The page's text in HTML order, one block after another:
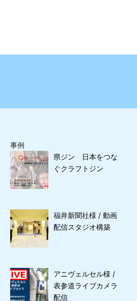
事例
県ジン 日本をつな
ぐクラフトジン
福井新聞社様 / 動画
配信スタジオ構築
アニヴェルセル様 /
表参道ライブカメラ
配信